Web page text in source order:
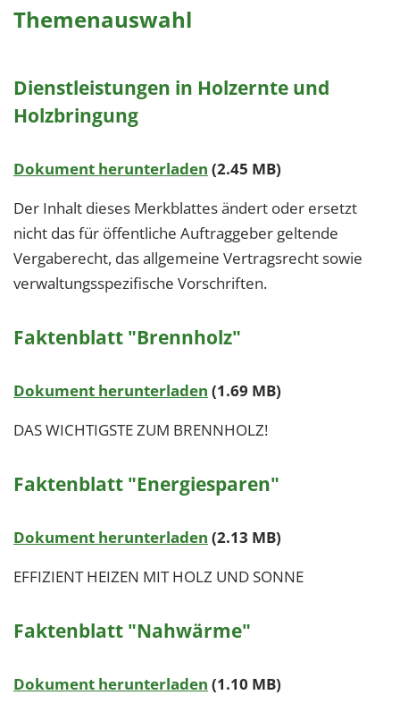
Themenauswahl
Dienstleistungen in Holzernte und
Holzbringung
Dokument herunterladen (2.45 MB)
Der Inhalt dieses Merkblattes ändert oder ersetzt
nicht das für öffentliche Auftraggeber geltende
Vergaberecht, das allgemeine Vertragsrecht sowie
verwaltungsspezifische Vorschriften.
Faktenblatt "Brennholz"
Dokument herunterladen (1.69 MB)
DAS WICHTIGSTE ZUM BRENNHOLZ!
Faktenblatt "Energiesparen"
Dokument herunterladen (2.13 MB)
EFFIZIENT HEIZEN MIT HOLZ UND SONNE
Faktenblatt "Nahwärme"
Dokument herunterladen (1.10 MB)